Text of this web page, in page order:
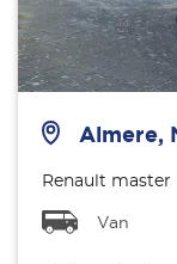
Almere,
Renault master
Van